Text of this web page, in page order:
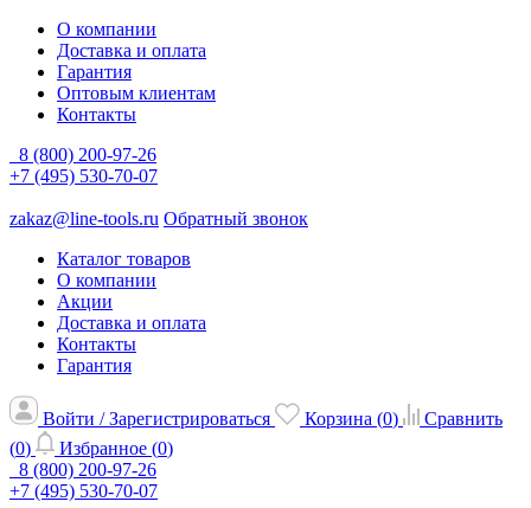
О компании
Доставка и оплата
Гарантия
Оптовым клиентам
Контакты
8 (800) 200-97-26
+7 (495) 530-70-07
zakaz@line-tools.ru Обратный звонок
Каталог товаров
О компании
Акции
Доставка и оплата
Контакты
Гарантия
Войти / Зарегистрироваться Корзина (0)
Сравнить
(0) Избранное (0)
8 (800) 200-97-26
+7 (495) 530-70-07